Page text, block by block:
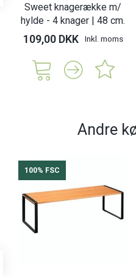
Sweet knagerække m/
hylde - 4 knager | 48 cm.
109,00 DKK Inkl. moms
Andre
100% FSC